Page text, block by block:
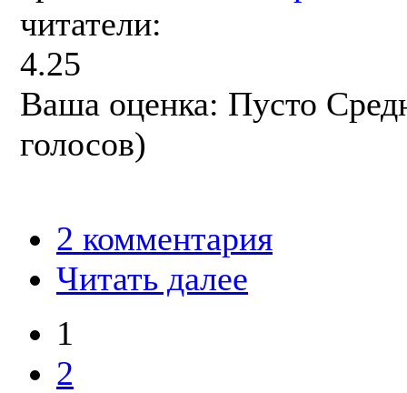
читатели:
4.25
Ваша оценка: Пусто
голосов)
2 комментария
Читать далее
1
2